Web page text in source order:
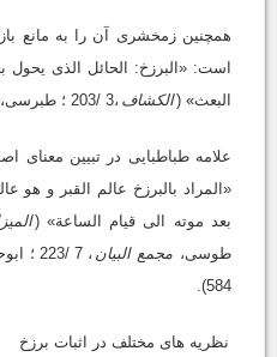
همچنین زمخشرى آن را به مانع
است: «البرزخ: الحائل الذى یحول
البعث» (الکشاف ،3 /203 ؛ طبرسى،
علامه طباطبایى در تبیین
«المراد بالبرزخ عالم القبر و هو
بعد موته الى قیام الساعة» (
طوسى، مجمع البیان ، 7 /223 ؛ ابوحیان الآندلسى،
584).
نظریه هاى مختلف در اثبات برزخ